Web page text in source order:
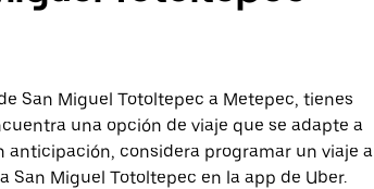
San Miguel Totoltepec a Metepec, tienes
una opción de viaje que se adapte a
anticipación, considera programar un viaje a
San Miguel Totoltepec en la app de Uber.